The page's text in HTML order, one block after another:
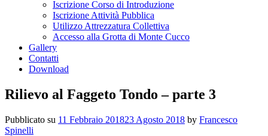
Iscrizione Corso di Introduzione
Iscrizione Attività Pubblica
Utilizzo Attrezzatura Collettiva
Accesso alla Grotta di Monte Cucco
Gallery
Contatti
Download
Rilievo al Faggeto Tondo – parte 3
Pubblicato su 11 Febbraio 201823 Agosto 2018 by Francesco
Spinelli